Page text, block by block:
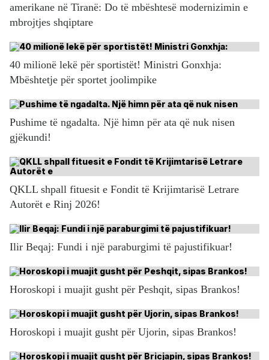
amerikane në Tiranë: Do të mbështesë modernizimin e
mbrojtjes shqiptare
40 milionë lekë për sportistët! Ministri Gonxhja:
Mbështetje për sportet joolimpike
Pushime të ngadalta. Një himn për ata që nuk nisen
gjëkundi!
QKLL shpall fituesit e Fondit të Krijimtarisë Letrare
Autorët e Rinj 2026!
Ilir Beqaj: Fundi i një paraburgimi të pajustifikuar!
Horoskopi i muajit gusht për Peshqit, sipas Brankos!
Horoskopi i muajit gusht për Ujorin, sipas Brankos!